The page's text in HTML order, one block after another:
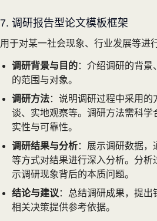
7. 调研报告型论文模板框架
用于对某一社会现象、行业发展等进
调研背景与目的：介绍调研的背
的范围与对象。
调研方法：说明调研过程中采用
谈、实地观察等。调研方法需科学
实性与可靠性。
调研结果与分析：展示调研数据，
等方式对结果进行深入分析。分析
示调研现象背后的本质问题。
结论与建议 ：总结调研成果，提
相关决策提供参考依据。